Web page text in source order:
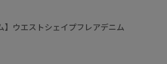
】ウエストシェイプフレアデニム